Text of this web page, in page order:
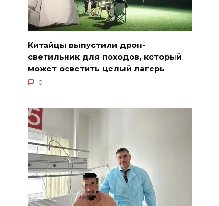
Китайцы выпустили дрон-
светильник для походов, который
может осветить целый лагерь
0